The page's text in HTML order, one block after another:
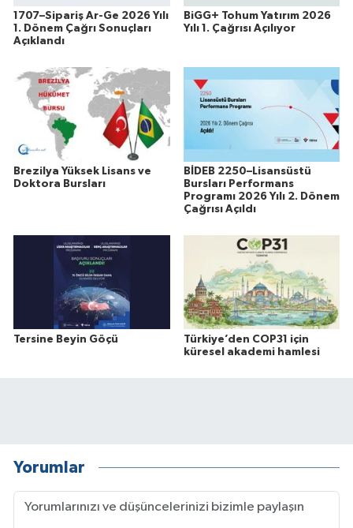
1707–Sipariş Ar-Ge 2026 Yılı
1. Dönem Çağrı Sonuçları
Açıklandı
BiGG+ Tohum Yatırım 2026
Yılı 1. Çağrısı Açılıyor
Brezilya Yüksek Lisans ve
Doktora Bursları
BİDEB 2250–Lisansüstü
Bursları Performans
Programı 2026 Yılı 2. Dönem
Çağrısı Açıldı
Tersine Beyin Göçü
Türkiye’den COP31 için
küresel akademi hamlesi
Yorumlar